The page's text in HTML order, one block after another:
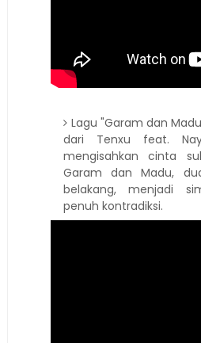
Lagu "Garam dan
dari Tenxu feat.
mengisahkan cinta
Garam dan Madu,
belakang, menjadi
penuh kontradiksi.